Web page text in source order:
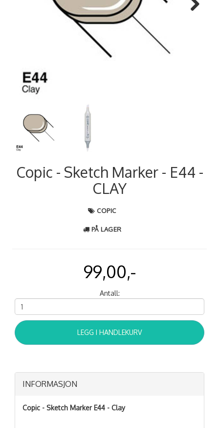
Copic - Sketch Marker - E44 -
CLAY
COPIC
PÅ LAGER
99,00,-
Antall:
LEGG I HANDLEKURV
INFORMASJON
Copic - Sketch Marker E44 - Clay